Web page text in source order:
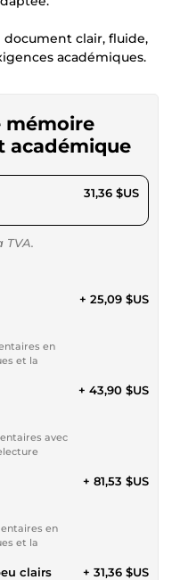
clair, fluide,
académiques.
mémoire
académique
31,36 $US
TVA.
en
et la
+ 25,09 $US
avec
+ 43,90 $US
en
et la
+ 81,53 $US
clairs + 31,36 $US